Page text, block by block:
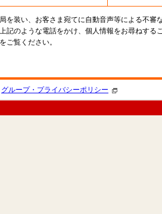
を装い、お客さま宛てに自動音声等による不審
記のような電話をかけ、個人情報をお尋ねする
をご覧ください。
グループ・プライバシーポリシー